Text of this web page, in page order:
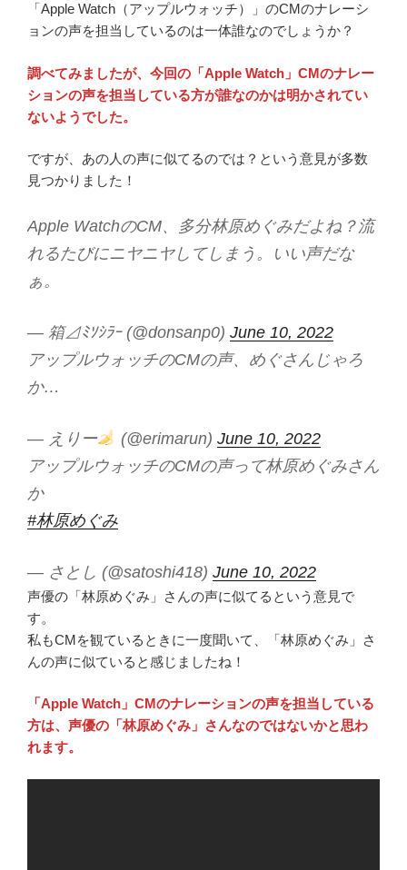
「Apple Watch（アップルウォッチ）」のCMのナレーシ
ョンの声を担当しているのは一体誰なのでしょうか？
調べてみましたが、今回の「Apple Watch」CMのナレー
ションの声を担当している方が誰なのかは明かされてい
ないようでした。
ですが、あの人の声に似てるのでは？という意見が多数
見つかりました！
Apple WatchのCM、多分林原めぐみだよね？流
れるたびにニヤニヤしてしまう。いい声だな
ぁ。
— 箱⊿ﾐｿｼﾗｰ (@donsanp0) June 10, 2022
アップルウォッチのCMの声、めぐさんじゃろ
か…
— えりー (@erimarun) June 10, 2022
アップルウォッチのCMの声って林原めぐみさん
か
#林原めぐみ
— さとし (@satoshi418) June 10, 2022
声優の「林原めぐみ」さんの声に似てるという意見で
す。
私もCMを観ているときに一度聞いて、「林原めぐみ」さ
んの声に似ていると感じましたね！
「Apple Watch」CMのナレーションの声を担当している
方は、声優の「林原めぐみ」さんなのではないかと思わ
れます。